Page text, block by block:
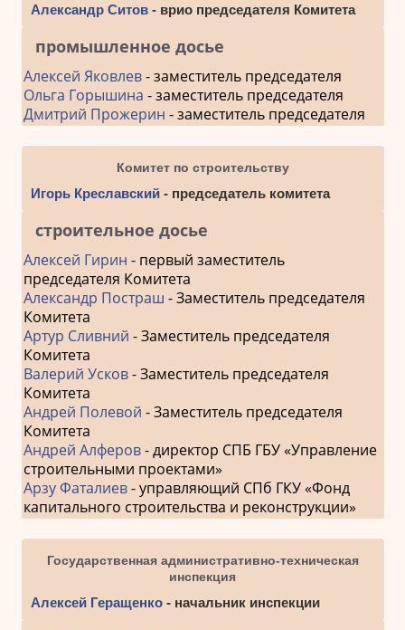
Александр Ситов- врио председателя Комитета
промышленное досье
Алексей Яковлев- заместитель председателя
Ольга Горышина - заместитель председателя
Дмитрий Прожерин - заместитель председателя
Комитет по строительству
Игорь Креславский - председатель комитета
строительное досье
Алексей Гирин - первый заместитель
председателя Комитета
Александр Постраш - Заместитель председателя
Комитета
Артур Сливний - Заместитель председателя
Комитета
Валерий Усков- Заместитель председателя
Комитета
Андрей Полевой - Заместитель председателя
Комитета
Андрей Алферов- директор СПБ ГБУ «Управление
строительными проектами»
Арзу Фаталиев- управляющий СПб ГКУ «Фонд
капитального строительства и реконструкции»
Государственная административно-техническая
инспекция
Алексей Геращенко- начальник инспекции